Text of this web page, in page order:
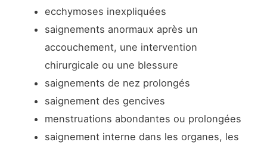
ecchymoses inexpliquées
saignements anormaux après un
accouchement, une intervention
chirurgicale ou une blessure
saignements de nez prolongés
saignement des gencives
menstruations abondantes ou prolongées
saignement interne dans les organes, les